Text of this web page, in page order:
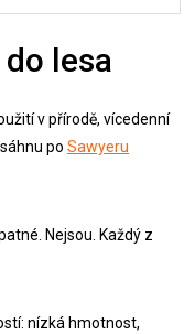
lesa
v přírodě, vícedenní
po Sawyeru
Nejsou. Každý z
nízká hmotnost,